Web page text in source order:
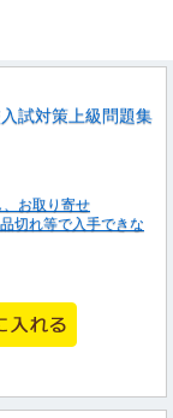
試対策上級問題集
、お取り寄せ
切れ等で入手できな